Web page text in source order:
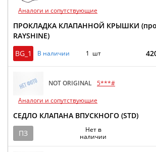
Аналоги и сопутствующие
ПРОКЛАДКА КЛАПАННОЙ КРЫШКИ
RAYSHINE)
BG_1
В наличии 1 шт
NOT ORIGINAL 5***#
Аналоги и сопутствующие
СЕДЛО КЛАПАНА ВПУСКНОГО (STD)
ПЗ
Нет в
наличии